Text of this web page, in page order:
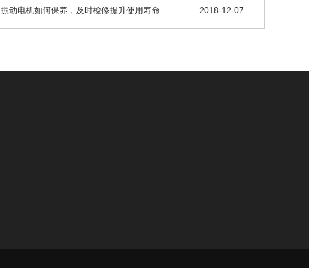
2018-12-07
振动电机如何保养，及时检修提升使用寿命